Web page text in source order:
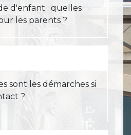
d'enfant : quelles
les parents ?
sont les démarches si
?